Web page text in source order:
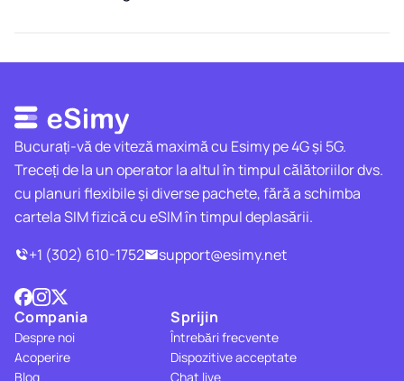
Bucurați-vă de viteză maximă cu Esimy pe 4G și 5G.
Treceți de la un operator la altul în timpul călătoriilor dvs.
cu planuri flexibile și diverse pachete, fără a schimba
cartela SIM fizică cu eSIM în timpul deplasării.
+1 (302) 610-1752
support@esimy.net
Compania
Despre noi
Acoperire
Blog
Sprijin
Întrebări frecvente
Dispozitive acceptate
Chat live